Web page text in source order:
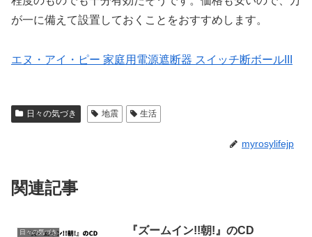
が一に備えて設置しておくことをおすすめします。
エヌ・アイ・ピー 家庭用電源遮断器 スイッチ断ボールIII
日々の気づき 地震 生活
myrosylifejp
関連記事
日々の気づき 『ズームイン!!朝!』のCD